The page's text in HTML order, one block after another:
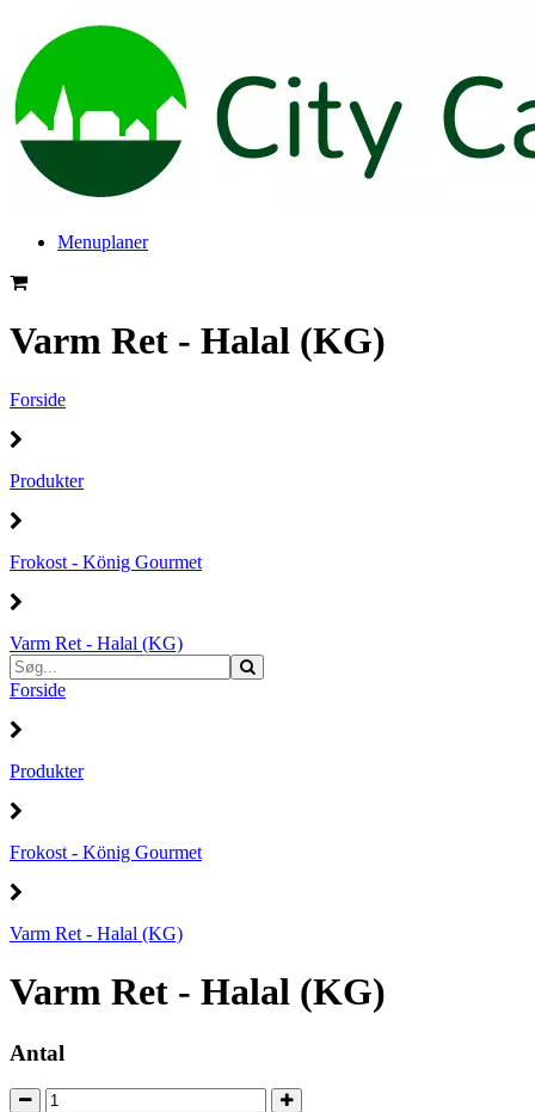
Menuplaner
Varm Ret - Halal (KG)
Forside
Produkter
Frokost - König Gourmet
Varm Ret - Halal (KG)
Forside
Produkter
Frokost - König Gourmet
Varm Ret - Halal (KG)
Varm Ret - Halal (KG)
Antal